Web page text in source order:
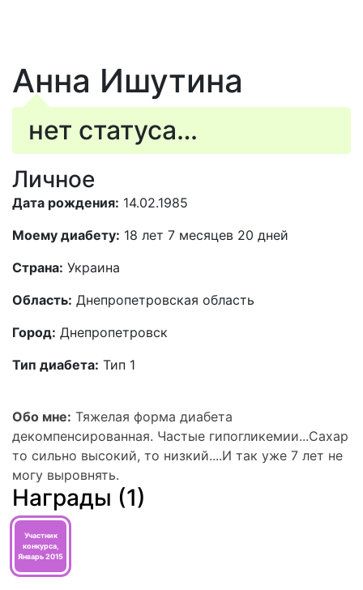
Анна Ишутина
нет статуса…
Личное
Дата рождения: 14.02.1985
Моему диабету: 18 лет 7 месяцев 20 дней
Страна: Украина
Область: Днепропетровская область
Город: Днепропетровск
Тип диабета: Тип 1
Обо мне: Тяжелая форма диабета
декомпенсированная. Частые гипогликемии...Сахар
то сильно высокий, то низкий....И так уже 7 лет не
могу выровнять.
Награды (1)
Участник
конкурса,
Январь 2015